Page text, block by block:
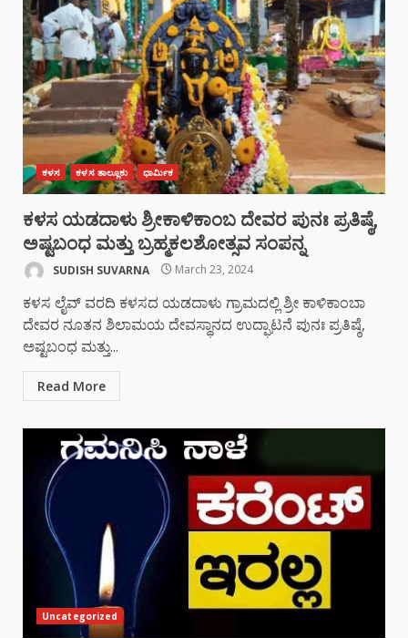
ಕಳಸ ಕಳಸ ತಾಲ್ಲೂಕು ಧಾರ್ಮಿಕ
ಕಳಸ ಯಡದಾಳು ಶ್ರೀಕಾಳಿಕಾಂಬ ದೇವರ ಪುನಃ ಪ್ರತಿಷ್ಠೆ,
ಅಷ್ಟಬಂಧ ಮತ್ತು ಬ್ರಹ್ಮಕಲಶೋತ್ಸವ ಸಂಪನ್ನ
SUDISH SUVARNA March 23, 2024
ಕಳಸ ಲೈವ್ ವರದಿ ಕಳಸದ ಯಡದಾಳು ಗ್ರಾಮದಲ್ಲಿ ಶ್ರೀ ಕಾಳಿಕಾಂಬಾ
ದೇವರ ನೂತನ ಶಿಲಾಮಯ ದೇವಸ್ಥಾನದ ಉದ್ಘಾಟನೆ ಪುನಃ ಪ್ರತಿಷ್ಠೆ,
ಅಷ್ಟಬಂಧ ಮತ್ತು...
Read More
Uncategorized